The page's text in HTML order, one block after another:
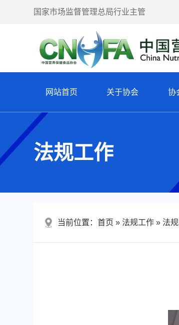
国家市场监督管理总局行业主管
网站首页 关于协会 协
法规工作
当前位置：首页 法规工作 法